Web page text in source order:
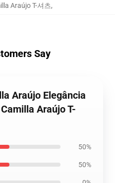
Araújo T-셔츠,
Say
Araújo Elegância
Araújo T-
50%
50%